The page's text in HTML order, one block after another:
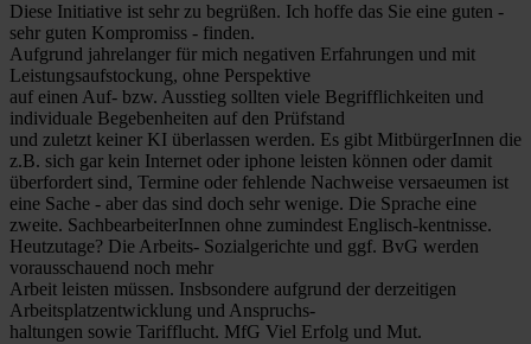
Diese Initiative ist sehr zu begrüßen. Ich hoffe das Sie eine guten -
sehr guten Kompromiss - finden.
Aufgrund jahrelanger für mich negativen Erfahrungen und mit
Leistungsaufstockung, ohne Perspektive
auf einen Auf- bzw. Ausstieg sollten viele Begrifflichkeiten und
individuale Begebenheiten auf den Prüfstand
und zuletzt keiner KI überlassen werden. Es gibt MitbürgerInnen die
z.B. sich gar kein Internet oder iphone leisten können oder damit
überfordert sind, Termine oder fehlende Nachweise versaeumen ist
eine Sache - aber das sind doch sehr wenige. Die Sprache eine
zweite. SachbearbeiterInnen ohne zumindest Englisch-kentnisse.
Heutzutage? Die Arbeits- Sozialgerichte und ggf. BvG werden
vorausschauend noch mehr
Arbeit leisten müssen. Insbsondere aufgrund der derzeitigen
Arbeitsplatzentwicklung und Anspruchs-
haltungen sowie Tarifflucht. MfG Viel Erfolg und Mut.